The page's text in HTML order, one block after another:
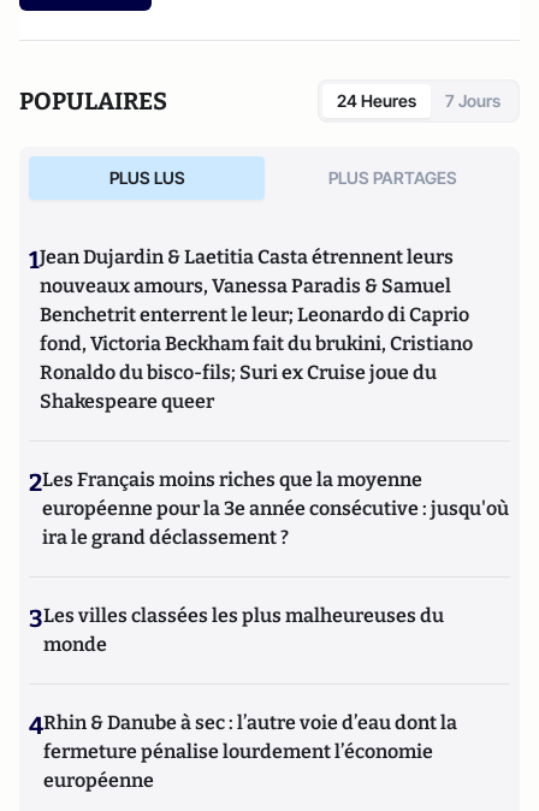
POPULAIRES 24 Heures 7 Jours
PLUS LUS PLUS PARTAGES
1Jean Dujardin & Laetitia Casta étrennent leurs
nouveaux amours, Vanessa Paradis & Samuel
Benchetrit enterrent le leur; Leonardo di Caprio
fond, Victoria Beckham fait du brukini, Cristiano
Ronaldo du bisco-fils; Suri ex Cruise joue du
Shakespeare queer
2Les Français moins riches que la moyenne
européenne pour la 3e année consécutive : jusqu'où
ira le grand déclassement ?
3Les villes classées les plus malheureuses du
monde
4Rhin & Danube à sec : l’autre voie d’eau dont la
fermeture pénalise lourdement l’économie
européenne